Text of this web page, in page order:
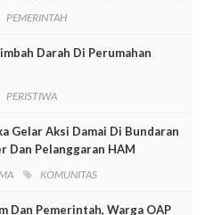
PEMERINTAH
Darah Di Perumahan
PERISTIWA
Gelar Aksi Damai Di Bundaran
Pelanggaran HAM
KOMUNITAS
Dan Pemerintah, Warga OAP